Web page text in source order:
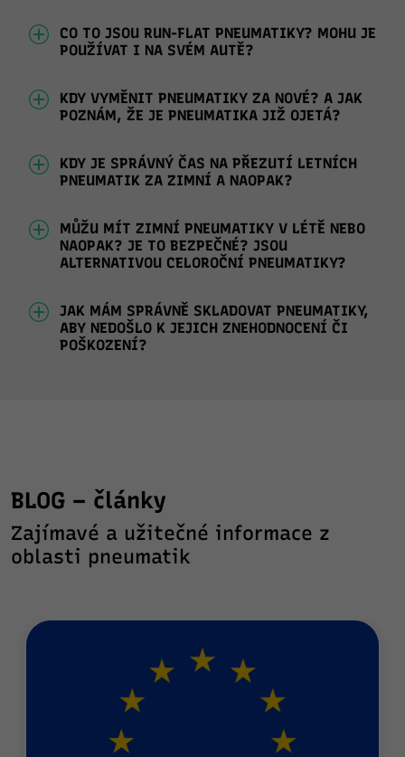
CO TO JSOU RUN-FLAT PNEUMATIKY? MOHU JE
POUŽÍVAT I NA SVÉM AUTĚ?
KDY VYMĚNIT PNEUMATIKY ZA NOVÉ? A JAK
POZNÁM, ŽE JE PNEUMATIKA JIŽ OJETÁ?
KDY JE SPRÁVNÝ ČAS NA PŘEZUTÍ LETNÍCH
PNEUMATIK ZA ZIMNÍ A NAOPAK?
MŮŽU MÍT ZIMNÍ PNEUMATIKY V LÉTĚ NEBO
NAOPAK? JE TO BEZPEČNÉ? JSOU
ALTERNATIVOU CELOROČNÍ PNEUMATIKY?
JAK MÁM SPRÁVNĚ SKLADOVAT PNEUMATIKY,
ABY NEDOŠLO K JEJICH ZNEHODNOCENÍ ČI
POŠKOZENÍ?
BLOG – články
Zajímavé a užitečné informace z
oblasti pneumatik